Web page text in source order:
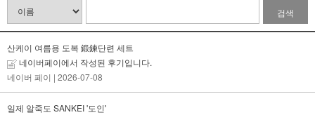
검색
산케이 여름용 도복 鍛鍊단련 세트
네이버페이에서 작성된 후기입니다.
네이버 페이 | 2026-07-08
일제 알죽도 SANKEI '도인'